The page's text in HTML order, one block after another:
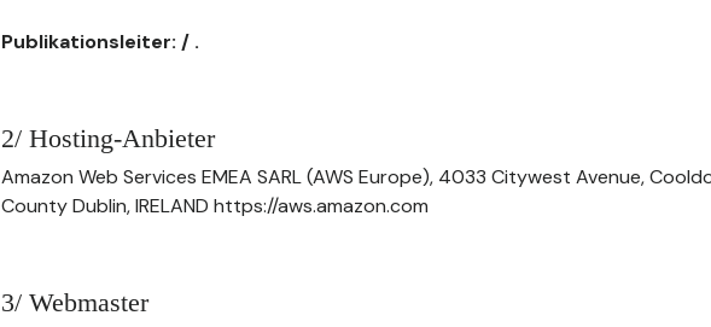
Publikationsleiter: / .
2/ Hosting-Anbieter
Amazon Web Services EMEA SARL (AWS Europe), 4033 Citywest Avenue,
County Dublin, IRELAND https://aws.amazon.com
3/ Webmaster